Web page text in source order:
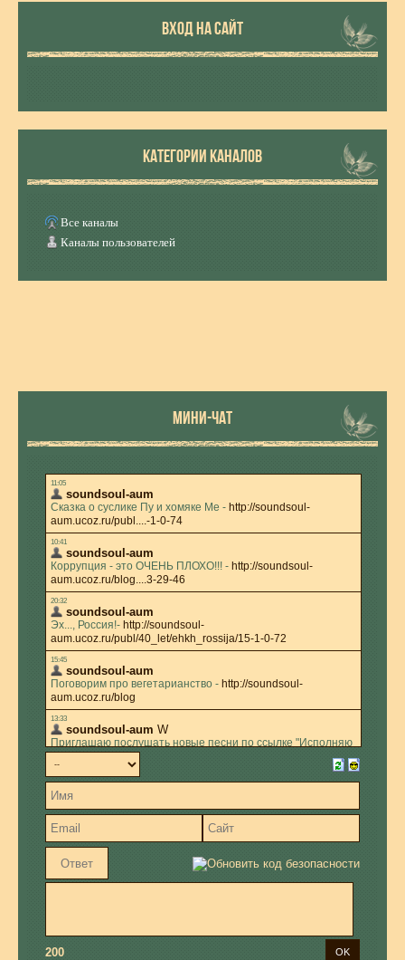
ВХОД НА САЙТ
КАТЕГОРИИ КАНАЛОВ
Все каналы
Каналы пользователей
МИНИ-ЧАТ
200